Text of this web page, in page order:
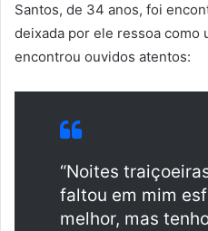
Santos, de 34 anos, foi
deixada por ele ressoa como
encontrou ouvidos atentos:
“Noites
faltou em mim
melhor, mas